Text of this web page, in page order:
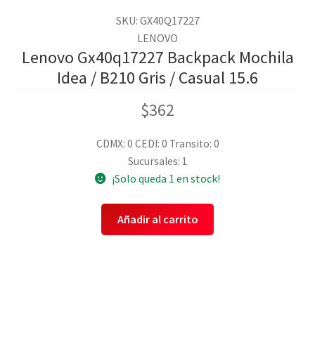
SKU: GX40Q17227
LENOVO
Lenovo Gx40q17227 Backpack Mochila
Idea / B210 Gris / Casual 15.6
$362
CDMX: 0 CEDI: 0 Transito: 0
Sucursales: 1
¡Solo queda 1 en stock!
Añadir al carrito